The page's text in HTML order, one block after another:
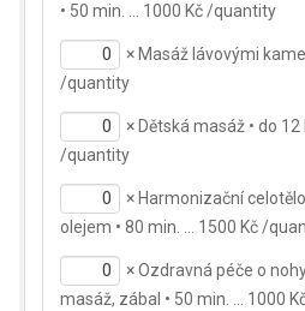
• 50 min. … 1000 Kč /quantity
× Masáž lávovými
/quantity
× Dětská masáž • do
/quantity
× Harmonizační
olejem • 80 min. … 1500 Kč /
×Ozdravná péče o
masáž, zábal • 50 min. … 1000